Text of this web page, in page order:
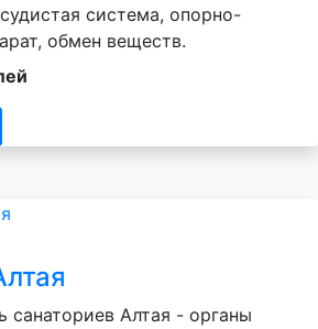
система, опорно-
обмен веществ.
санаториев Алтая - органы